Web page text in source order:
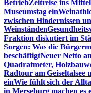
BetriebZeitreise ins
Museumstag ein
zwischen Hindernissen
Weinständen
Fraktion diskutiert im
Sorgen: Was die
beschäftigtNeuer Netto
Quadratmeter,
Radtour am
einWie fühlt sich der
in Merseburg machen es